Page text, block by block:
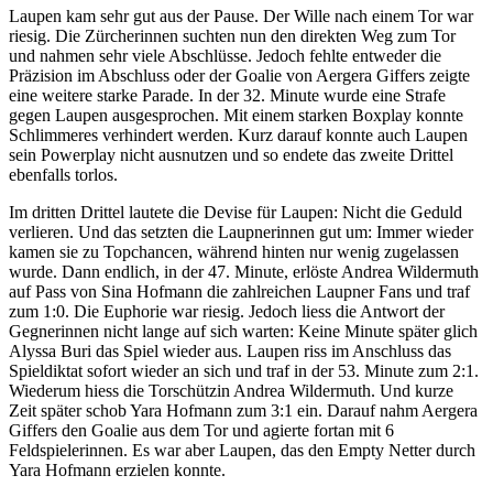
Laupen kam sehr gut aus der Pause. Der Wille nach einem Tor war
riesig. Die Zürcherinnen suchten nun den direkten Weg zum Tor
und nahmen sehr viele Abschlüsse. Jedoch fehlte entweder die
Präzision im Abschluss oder der Goalie von Aergera Giffers zeigte
eine weitere starke Parade. In der 32. Minute wurde eine Strafe
gegen Laupen ausgesprochen. Mit einem starken Boxplay konnte
Schlimmeres verhindert werden. Kurz darauf konnte auch Laupen
sein Powerplay nicht ausnutzen und so endete das zweite Drittel
ebenfalls torlos.
Im dritten Drittel lautete die Devise für Laupen: Nicht die Geduld
verlieren. Und das setzten die Laupnerinnen gut um: Immer wieder
kamen sie zu Topchancen, während hinten nur wenig zugelassen
wurde. Dann endlich, in der 47. Minute, erlöste Andrea Wildermuth
auf Pass von Sina Hofmann die zahlreichen Laupner Fans und traf
zum 1:0. Die Euphorie war riesig. Jedoch liess die Antwort der
Gegnerinnen nicht lange auf sich warten: Keine Minute später glich
Alyssa Buri das Spiel wieder aus. Laupen riss im Anschluss das
Spieldiktat sofort wieder an sich und traf in der 53. Minute zum 2:1.
Wiederum hiess die Torschützin Andrea Wildermuth. Und kurze
Zeit später schob Yara Hofmann zum 3:1 ein. Darauf nahm Aergera
Giffers den Goalie aus dem Tor und agierte fortan mit 6
Feldspielerinnen. Es war aber Laupen, das den Empty Netter durch
Yara Hofmann erzielen konnte.